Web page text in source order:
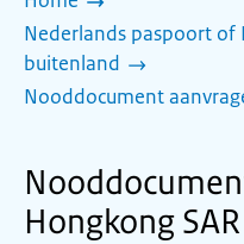
Nederlands paspoort
buitenland
Nooddocument
Hongkong SAR